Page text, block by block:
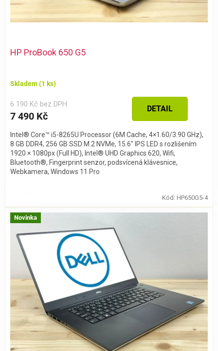
HP ProBook 650 G5
Skladem(1 ks)
6 190 Kč bez DPH
7 490 Kč
DETAIL
Intel® Core™ i5-8265U Processor (6M Cache, 4×1.60/3.90 GHz),
8 GB DDR4, 256 GB SSD M.2 NVMe, 15.6″ IPS LED s rozlišením
1920 × 1080px (Full HD), Intel® UHD Graphics 620, Wifi,
Bluetooth®, Fingerprint senzor, podsvícená klávesnice,
Webkamera, Windows 11 Pro
Kód: HP650G5-4
Novinka